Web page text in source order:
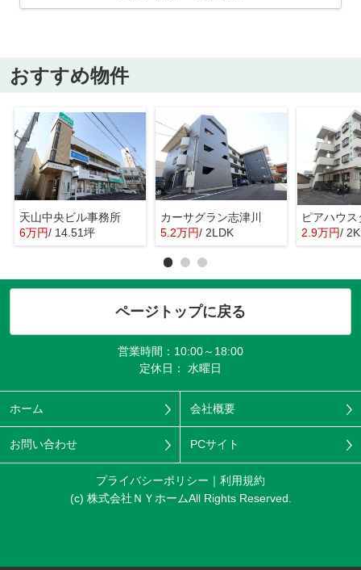
おすすめ物件
天山中央ビル事務所
6万円/ 14.51坪
カーサグラン志津川
5.2万円/ 2LDK
ピアハウス
2.9万円/ 2K
ページトップに戻る
営業時間：10:00～18:00
定休日： 水曜日
ホーム 会社概要
お問い合わせ PCサイト
プライバシーポリシー
利用規約
(c) 株式会社ＮＹホームAll Rights Reserved.